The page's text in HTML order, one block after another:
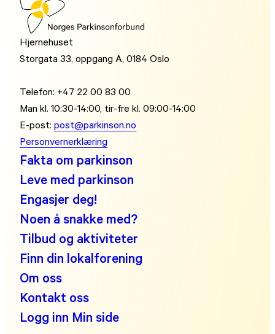
Hjernehuset
Storgata 33, oppgang A, 0184 Oslo
Telefon: +47 22 00 83 00
Man kl. 10:30-14:00, tir-fre kl. 09:00-14:00
E-post:post@parkinson.no
Personvernerklæring
Fakta om parkinson
Leve med parkinson
Engasjer deg!
Noen å snakke med?
Tilbud og aktiviteter
Finn din lokalforening
Om oss
Kontakt oss
Logg inn Min side